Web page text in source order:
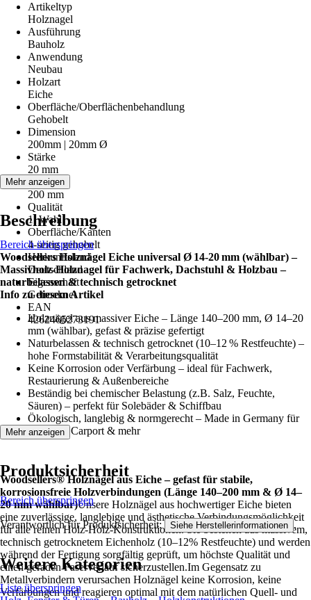
Artikeltyp
Holznagel
Ausführung
Bauholz
Anwendung
Neubau
Holzart
Eiche
Oberfläche/Oberflächenbehandlung
Gehobelt
Dimension
200mm | 20mm Ø
Stärke
20 mm
Länge
200 mm
Qualität
1. Wahl
Oberfläche/Kanten
4-seitig gehobelt
Herkunftsland
Deutschland
Eigenschaft
Getrocknet
EAN
4262465273191
Mehr anzeigen
Beschreibung
Bereich überspringen
Woodsellers Holznägel Eiche universal Ø 14‑20 mm (wählbar) –
Massivholz-Holznagel für Fachwerk, Dachstuhl & Holzbau –
naturbelassen & technisch getrocknet
Info zu diesem Artikel
Holznägel aus massiver Eiche – Länge 140–200 mm, Ø 14–20
mm (wählbar), gefast & präzise gefertigt
Naturbelassen & technisch getrocknet (10–12 % Restfeuchte) –
hohe Formstabilität & Verarbeitungsqualität
Keine Korrosion oder Verfärbung – ideal für Fachwerk,
Restaurierung & Außenbereiche
Beständig bei chemischer Belastung (z.B. Salz, Feuchte,
Säuren) – perfekt für Solebäder & Schiffbau
Ökologisch, langlebig & normgerecht – Made in Germany für
Holzbau, Carport & mehr
Woodsellers® Holznägel aus Eiche – gefast für stabile,
korrosionsfreie Holzverbindungen (Länge 140–200 mm & Ø 14–
20 mm wählbar)Unsere Holznägel aus hochwertiger Eiche bieten
eine zuverlässige, langlebige und ästhetische Verbindungsmöglichkeit
für alle reinen Holz-Holz-Konstruktionen. Sie bestehen aus massivem,
technisch getrocknetem Eichenholz (10–12% Restfeuchte) und werden
während der Fertigung sorgfältig geprüft, um höchste Qualität und
einen geraden Faserverlauf sicherzustellen.Im Gegensatz zu
Metallverbindern verursachen Holznägel keine Korrosion, keine
Verfärbungen und reagieren optimal mit dem natürlichen Quell- und
Mehr anzeigen
Produktsicherheit
Bereich überspringen
Verantwortlich für Produktsicherheit: Siehe Herstellerinformationen .
Weitere Kategorien
Liste überspringen